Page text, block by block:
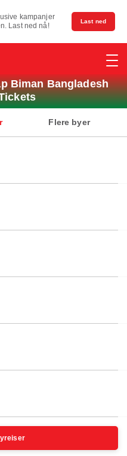
kampanjer
Last ned nå!
Last ned
Biman Bangladesh
Flere byer